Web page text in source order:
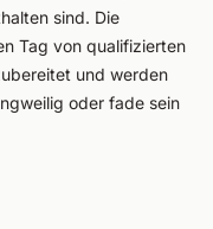
sind. Die
Tag von qualifizierten
und werden
oder fade sein